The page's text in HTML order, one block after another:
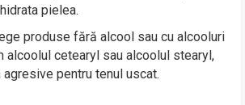
pielea.
produse fără alcool sau cu alcooluri
alcoolul cetearyl sau alcoolul stearyl,
pentru tenul uscat.